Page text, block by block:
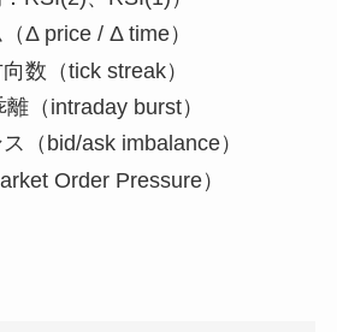
Δ price / Δ time）
数（tick streak）
（intraday burst）
（bid/ask imbalance）
Order Pressure）